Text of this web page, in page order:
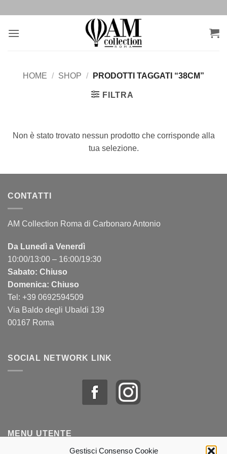
Gestisci Consenso Cookie
contenuti
HOME / SHOP / PRODOTTI TAGGATI “38CM”
FILTRA
Non è stato trovato nessun prodotto che corrisponde alla
tua selezione.
CONTATTI
AM Collection Roma di Carbonaro Antonio
Da Lunedì a Venerdì
10:00/13:00 – 16:00/19:30
Sabato: Chiuso
Domenica: Chiuso
Tel: +39 0692594509
Via Baldo degli Ubaldi 139
00167 Roma
SOCIAL NETWORK LINK
MENU UTENTE